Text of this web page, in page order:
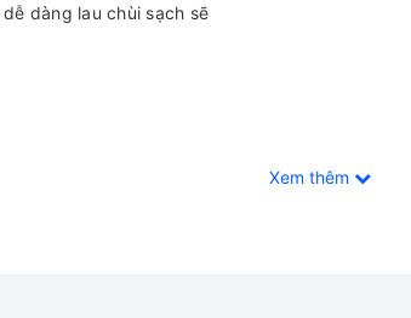
dàng lau chùi sạch sẽ
Xem thêm